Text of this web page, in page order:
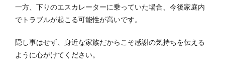
一方、下りのエスカレーターに乗っていた場合、今後家庭内
でトラブルが起こる可能性が高いです。
隠し事はせず、身近な家族だからこそ感謝の気持ちを伝える
ように心がけてください。